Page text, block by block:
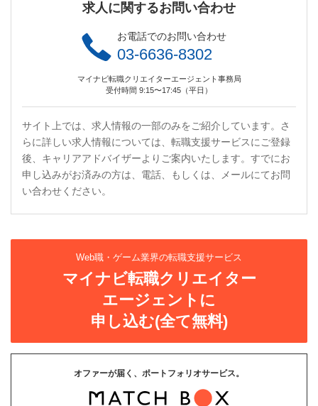
求人に関するお問い合わせ
お電話でのお問い合わせ
03-6636-8302
マイナビ転職クリエイターエージェント事務局
受付時間 9:15〜17:45（平日）
サイト上では、求人情報の一部のみをご紹介しています。さ
らに詳しい求人情報については、転職支援サービスにご登録
後、キャリアアドバイザーよりご案内いたします。すでにお
申し込みがお済みの方は、電話、もしくは、メールにてお問
い合わせください。
Web職・ゲーム業界の転職支援サービス
マイナビ転職クリエイター
エージェントに
申し込む(全て無料)
オファーが届く、ポートフォリオサービス。